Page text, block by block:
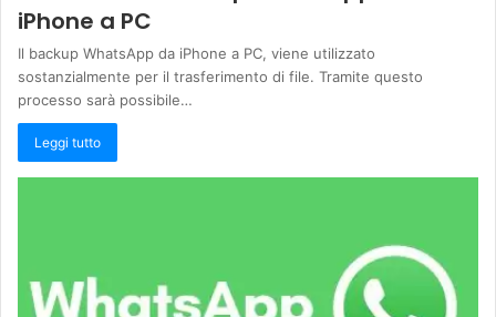
iPhone a PC
Il backup WhatsApp da iPhone a PC, viene utilizzato
sostanzialmente per il trasferimento di file. Tramite questo
processo sarà possibile…
Leggi tutto